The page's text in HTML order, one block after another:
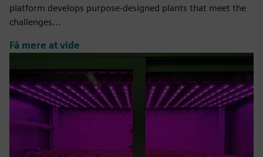
platform develops purpose-designed plants that meet the
challenges...
Få mere at vide